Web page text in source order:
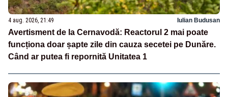
4 aug. 2026, 21:49 Iulian Budusan
Avertisment de la Cernavodă: Reactorul 2 mai poate
funcționa doar șapte zile din cauza secetei pe Dunăre.
Când ar putea fi repornită Unitatea 1